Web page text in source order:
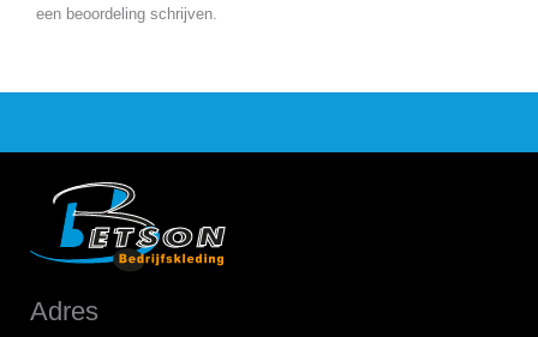
een beoordeling schrijven.
Adres